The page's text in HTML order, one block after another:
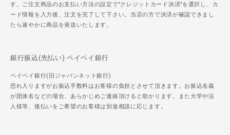
す。ご注文商品のお支払い方法の設定で"クレジットカード決済"を選択し、カ
ード情報を入力後、注文を完了して下さい。当店の方で決済が確認できまし
たら速やかに商品を発送いたします。
銀行振込(先払い) ペイペイ銀行
ペイペイ銀行(旧ジャパンネット銀行)
恐れ入りますがお振込手数料はお客様の負担とさせて頂きます。お振込名義
が団体名などの場合、あらかじめご連絡頂けると助かります。また大学や法
人様等、後払いをご希望のお客様は別途相談に応じます。